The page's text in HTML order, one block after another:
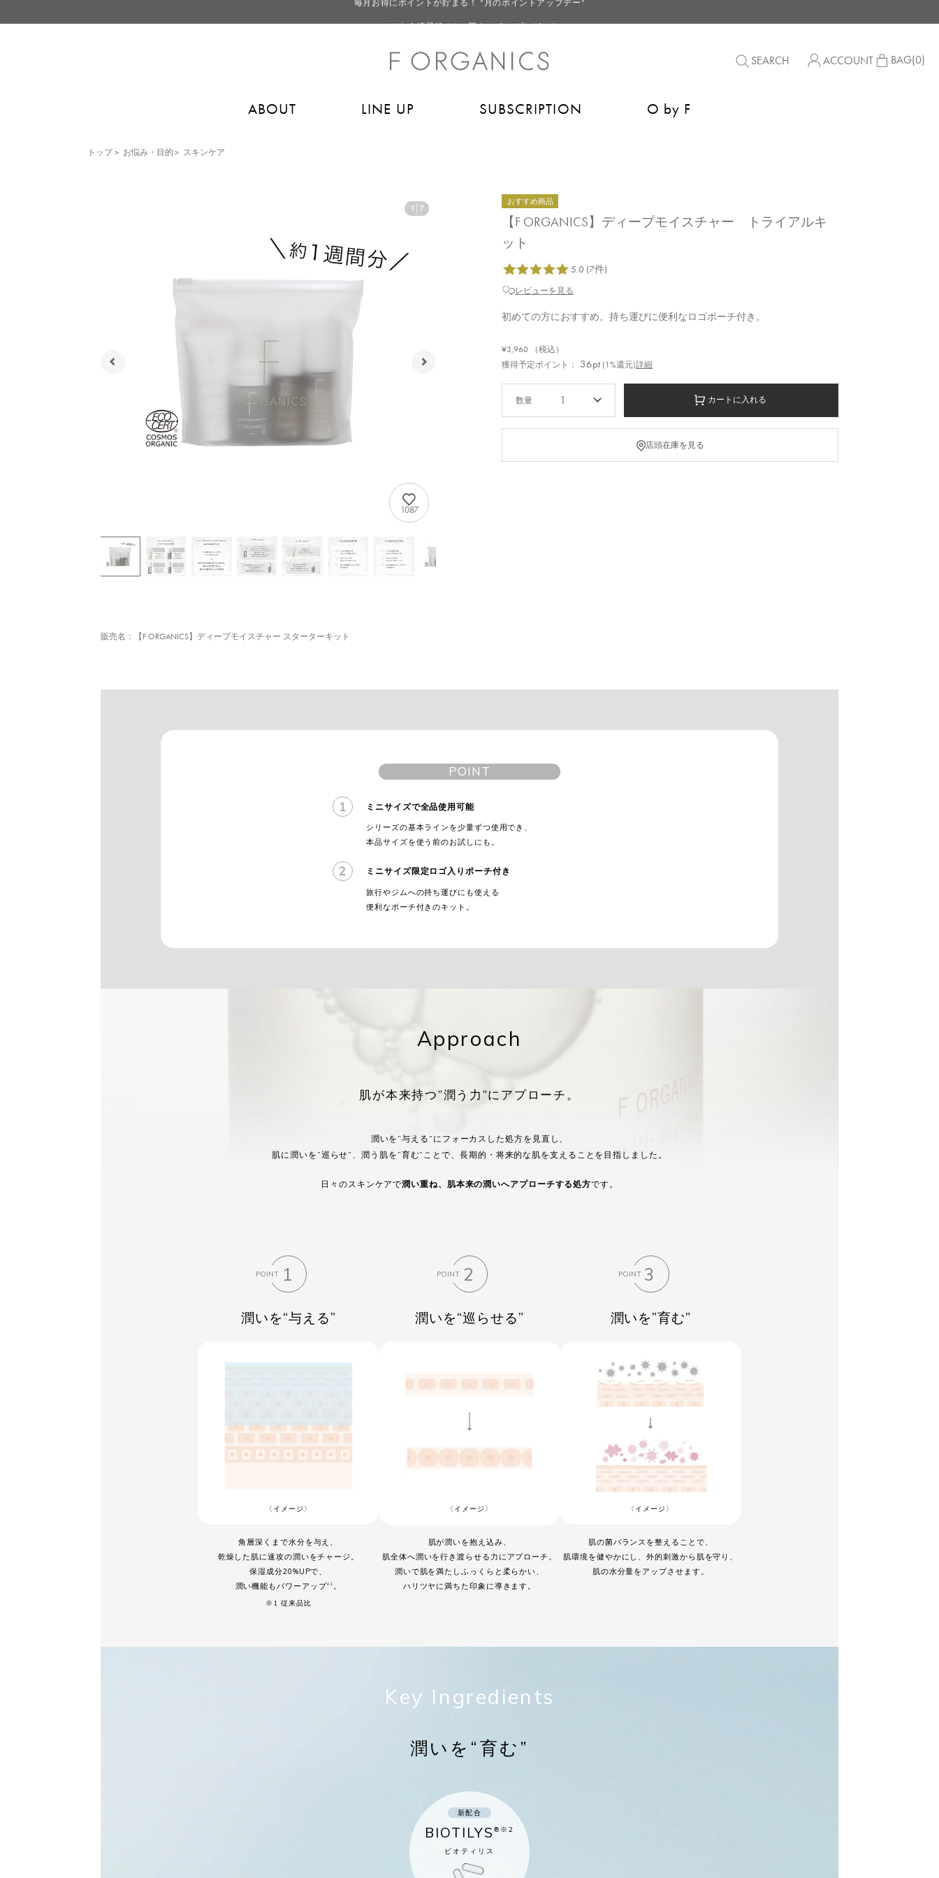
【重要】お盆期間中のお問い合わせと商品配送に関しまして
LINE お友達登録で500円クーポン プレゼント
SEARCH ACCOUNT BAG(0)
ABOUT LINE UP SUBSCRIPTION O by F
トップ > お悩み・目的 > スキンケア
1 7
1087
おすすめ商品
【F ORGANICS】ディープモイスチャー トライアルキ
ット
レビューを見る
初めての方におすすめ。持ち運びに便利なロゴポーチ付き。
¥3,960 （税込）
獲得予定ポイント：
36pt (1%還元)詳細
1 カートに入れる
店頭在庫を見る
販売名：【F ORGANICS】ディープモイスチャー スターターキット
POINT
1 ミニサイズで全品使用可能
シリーズの基本ラインを少量ずつ使用でき、
本品サイズを使う前のお試しにも。
2 ミニサイズ限定ロゴ入りポーチ付き
旅行やジムへの持ち運びにも使える
便利なポーチ付きのキット。
Approach
肌が本来持つ”潤う力”にアプローチ。
潤いを”与える”にフォーカスした処方を見直し、
肌に潤いを”巡らせ”、潤う肌を”育む”ことで、 長期的・将来的な肌を支えることを目指しました。
日々のスキンケアで潤い重ね、 肌本来の潤いへアプローチする処方です。
POINT 1
潤いを“与える”
〈イメージ〉
角層深くまで水分を与え、
乾燥した肌に速攻の潤いをチャージ。
保湿成分20%UPで、
潤い機能もパワーアップ※1
※1 従来品比
POINT 2
潤いを“巡らせる”
〈イメージ〉
肌が潤いを抱え込み、
肌全体へ潤いを行き渡らせる力にアプローチ。
潤いで肌を満たしふっくらと柔らかい、
ハリツヤに満ちた印象に導きます。
POINT 3
潤いを”育む”
〈イメージ〉
肌の菌バランスを整えることで、
肌環境を健やかにし、外的刺激から肌を守り、
肌の水分量をアップさせます。
Key Ingredients
潤いを“育む”
新配合
BIOTILYS ®※2
ビオティリス